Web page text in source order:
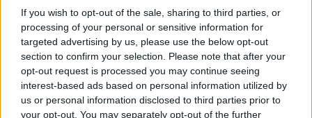
If you wish to opt-out of the sale, sharing to third parties, or
processing of your personal or sensitive information for
targeted advertising by us, please use the below opt-out
section to confirm your selection. Please note that after your
opt-out request is processed you may continue seeing
interest-based ads based on personal information utilized by
us or personal information disclosed to third parties prior to
your opt-out. You may separately opt-out of the further
PORTOFERRAIO —IlJudo Club Elba ha partecipato con
successo
alla manifestazione sportiva svoltasi in due giorni presso
il Palazzetto dello Sport G. Balestri di Rosignano Solvay.
"Alla gara a carattere agonistico ha partecipato il nostro atleta
Matteo Martorella nella categoria Esordienti B ottenendo un
ottimo terzo posto.- spiegano dall'associazione - Nelle categorie
pre agonistiche/promozionale i nostri giovani atleti si sono
impegnati al massimo con ottimi risultati Categoria Ragazzi: Dettori